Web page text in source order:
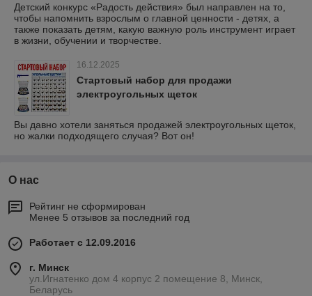
Детский конкурс «Радость действия» был направлен на то,
чтобы напомнить взрослым о главной ценности - детях, а
также показать детям, какую важную роль инструмент играет
в жизни, обучении и творчестве.
16.12.2025
Стартовый набор для продажи
электроугольных щеток
Вы давно хотели заняться продажей электроугольных щеток,
но жалки подходящего случая? Вот он!
О нас
Рейтинг не сформирован
Менее 5 отзывов за последний год
Работает с 12.09.2016
г. Минск
ул.Игнатенко дом 4 корпус 2 помещение 8, Минск,
Беларусь